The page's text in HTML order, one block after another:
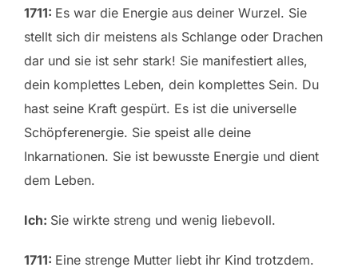
1711: Es war die Energie aus deiner Wurzel. Sie
stellt sich dir meistens als Schlange oder Drachen
dar und sie ist sehr stark! Sie manifestiert alles,
dein komplettes Leben, dein komplettes Sein. Du
hast seine Kraft gespürt. Es ist die universelle
Schöpferenergie. Sie speist alle deine
Inkarnationen. Sie ist bewusste Energie und dient
dem Leben.
Ich: Sie wirkte streng und wenig liebevoll.
1711: Eine strenge Mutter liebt ihr Kind trotzdem.